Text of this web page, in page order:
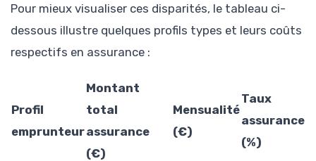
Pour mieux visualiser ces disparités, le tableau ci-
dessous illustre quelques profils types et leurs coûts
respectifs en assurance :
Profil
emprunteur
Montant
total
assurance
(€)
Mensualité
(€)
Taux
assurance
(%)